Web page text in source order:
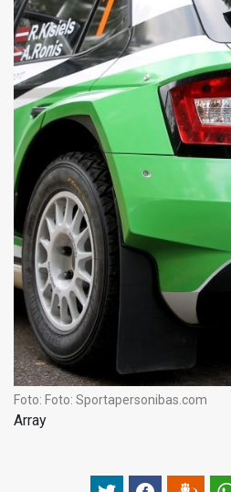
Foto: Foto: Sportapersonibas.com
Array